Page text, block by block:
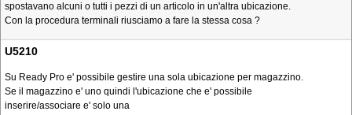
spostavano alcuni o tutti i pezzi di un articolo in un'altra ubicazione.
Con la procedura terminali riusciamo a fare la stessa cosa ?
U5210
Su Ready Pro e' possibile gestire una sola ubicazione per magazzino.
Se il magazzino e' uno quindi l'ubicazione che e' possibile
inserire/associare e' solo una